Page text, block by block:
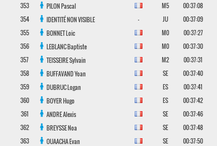
353
PILONPascal M5
00:37:08
354
IDENTITÉ NON VISIBLE - JU
00:37:09
355
BONNETLoic M0
00:37:27
356
LEBLANCBaptiste M0
00:37:30
357
TEISSEIRESylvain M2
00:37:31
358
BUFFAVANDYoan SE
00:37:40
359
DUBRUCLogan ES
00:37:41
360
BOYERHugo ES
00:37:42
361
ANDREAlexis SE
00:37:46
362
BREYSSENoa SE
00:37:48
363
OUAACHAEvan SE
00:37:50